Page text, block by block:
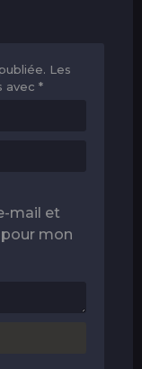
Les
avec *
mail et
mon